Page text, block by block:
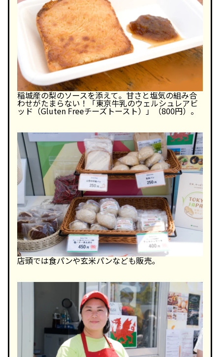
稲城産の梨のソースを添えて。甘さと塩気の組み合
わせがたまらない！「東京牛乳のウェルシュレアビ
ッド（Gluten Freeチーズトースト）」（800円）。
店頭では食パンや玄米パンなども販売。